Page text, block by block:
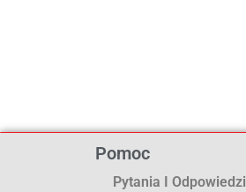
Pomoc
Pytania I Odpowiedzi